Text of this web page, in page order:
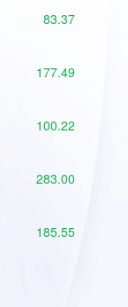
83.37
177.49
100.22
283.00
185.55